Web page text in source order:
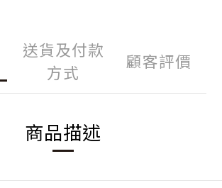
送貨及付款
方式
顧客評價
商品描述